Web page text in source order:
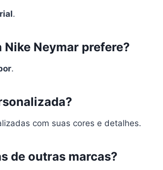
.
Neymar prefere?
.
com suas cores e detalhes.
de outras marcas?